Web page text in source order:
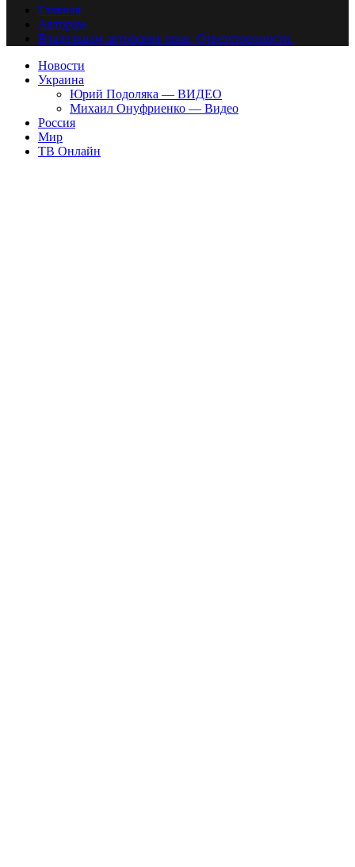
Главная
Авторам
Владельцам авторских прав. Ответственности.
Новости
Украина
Юрий Подоляка — ВИДЕО
Михаил Онуфриенко — Видео
Россия
Мир
ТВ Онлайн